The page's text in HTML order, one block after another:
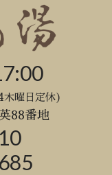
木曜日定休)
88番地